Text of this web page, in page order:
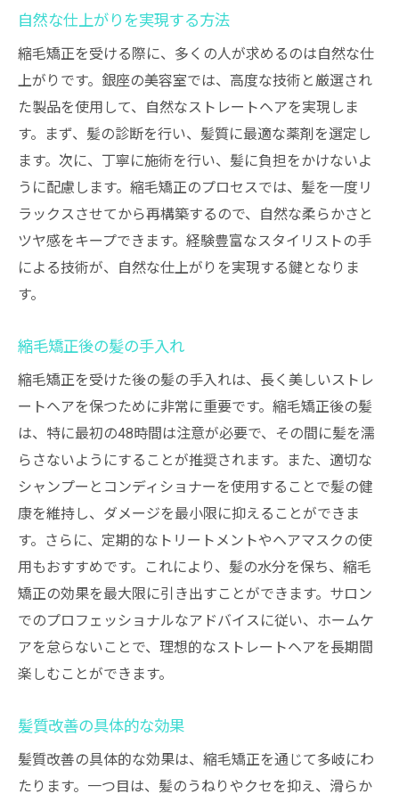
自然な仕上がりを実現する方法
縮毛矯正を受ける際に、多くの人が求めるのは自然な仕
上がりです。銀座の美容室では、高度な技術と厳選され
た製品を使用して、自然なストレートヘアを実現しま
す。まず、髪の診断を行い、髪質に最適な薬剤を選定し
ます。次に、丁寧に施術を行い、髪に負担をかけないよ
うに配慮します。縮毛矯正のプロセスでは、髪を一度リ
ラックスさせてから再構築するので、自然な柔らかさと
ツヤ感をキープできます。経験豊富なスタイリストの手
による技術が、自然な仕上がりを実現する鍵となりま
す。
縮毛矯正後の髪の手入れ
縮毛矯正を受けた後の髪の手入れは、長く美しいストレ
ートヘアを保つために非常に重要です。縮毛矯正後の髪
は、特に最初の48時間は注意が必要で、その間に髪を濡
らさないようにすることが推奨されます。また、適切な
シャンプーとコンディショナーを使用することで髪の健
康を維持し、ダメージを最小限に抑えることができま
す。さらに、定期的なトリートメントやヘアマスクの使
用もおすすめです。これにより、髪の水分を保ち、縮毛
矯正の効果を最大限に引き出すことができます。サロン
でのプロフェッショナルなアドバイスに従い、ホームケ
アを怠らないことで、理想的なストレートヘアを長期間
楽しむことができます。
髪質改善の具体的な効果
髪質改善の具体的な効果は、縮毛矯正を通じて多岐にわ
たります。一つ目は、髪のうねりやクセを抑え、滑らか